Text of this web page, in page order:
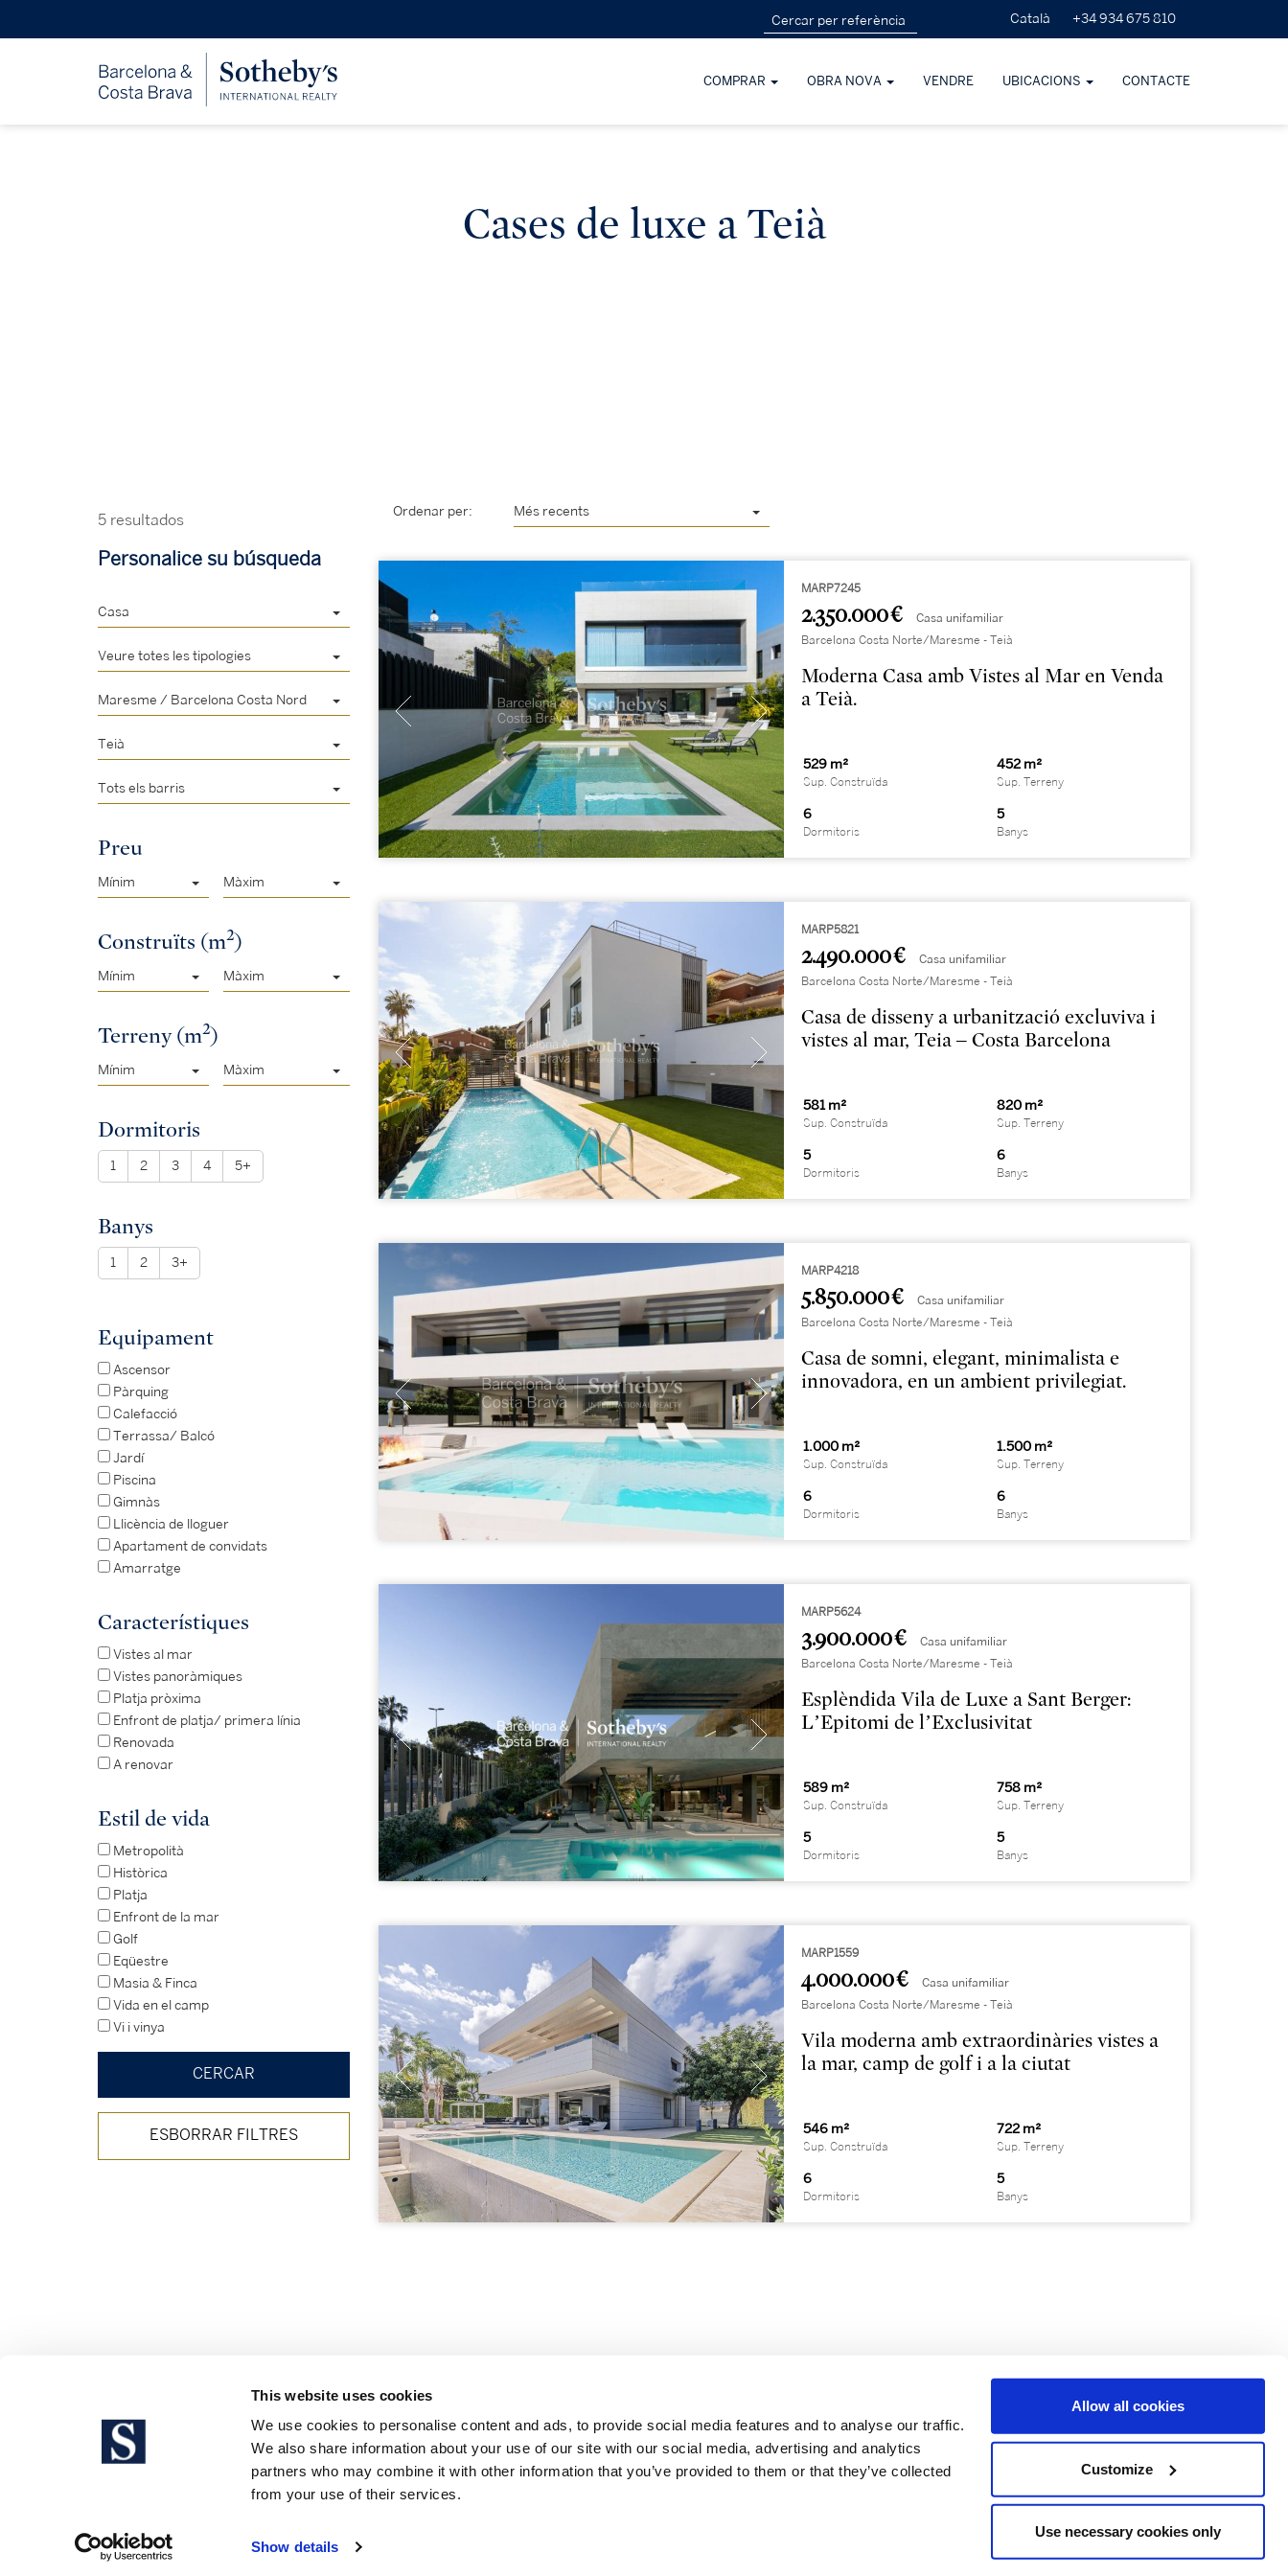
This website uses cookies
We use cookies to personalise content and ads, to provide social media features and to analyse our traffic.
We also share information about your use of our site with our social media, advertising and analytics
partners who may combine it with other information that you’ve provided to them or that they’ve collected
from your use of their services.
Show details
Allow all cookies
Customize
Use necessary cookies only
Català +34 934 675 810
COMPRAR OBRA NOVA VENDRE UBICACIONS CONTACTE
Cases de luxe a Teià
5 resultados
Personalice su búsqueda
Casa
Veure totes les tipologies
Maresme / Barcelona Costa Nord
Teià
Tots els barris
Preu
Mínim Màxim
Construïts (m2)
Mínim Màxim
Terreny (m2)
Mínim Màxim
Dormitoris
1 2 3 4 5+
Banys
1 2 3+
Equipament
Ascensor
Pàrquing
Calefacció
Terrassa/ Balcó
Jardí
Piscina
Gimnàs
Llicència de lloguer
Apartament de convidats
Amarratge
Característiques
Vistes al mar
Vistes panoràmiques
Platja pròxima
Enfront de platja/ primera línia
Renovada
A renovar
Estil de vida
Metropolità
Històrica
Platja
Enfront de la mar
Golf
Eqüestre
Masia & Finca
Vida en el camp
Vi i vinya
ESBORRAR FILTRES
Ordenar per: Més recents
MARP7245
2.350.000 € Casa unifamiliar
Barcelona Costa Norte/Maresme - Teià
Moderna Casa amb Vistes al Mar en Venda
a Teià.
529 m²
Sup. Construïda
452 m²
Sup. Terreny
6
Dormitoris
5
Banys
MARP5821
2.490.000 € Casa unifamiliar
Barcelona Costa Norte/Maresme - Teià
Casa de disseny a urbanització excluviva i
vistes al mar, Teia – Costa Barcelona
581 m²
Sup. Construïda
820 m²
Sup. Terreny
5
Dormitoris
6
Banys
MARP4218
5.850.000 € Casa unifamiliar
Barcelona Costa Norte/Maresme - Teià
Casa de somni, elegant, minimalista e
innovadora, en un ambient privilegiat.
1.000 m²
Sup. Construïda
1.500 m²
Sup. Terreny
6
Dormitoris
6
Banys
MARP5624
3.900.000 € Casa unifamiliar
Barcelona Costa Norte/Maresme - Teià
Esplèndida Vila de Luxe a Sant Berger:
L’Epitomi de l’Exclusivitat
589 m²
Sup. Construïda
758 m²
Sup. Terreny
5
Dormitoris
5
Banys
MARP1559
4.000.000 € Casa unifamiliar
Barcelona Costa Norte/Maresme - Teià
Vila moderna amb extraordinàries vistes a
la mar, camp de golf i a la ciutat
546 m²
Sup. Construïda
722 m²
Sup. Terreny
6
Dormitoris
5
Banys
Avís legal | Política de privacitat | Política de cookies | Canal d'informació
Sotheby's International Realty® és una marca registrada amb llicència de Sotheby's International Realty Affiliates LLC. Cada oficina és de propietat i operació independent.